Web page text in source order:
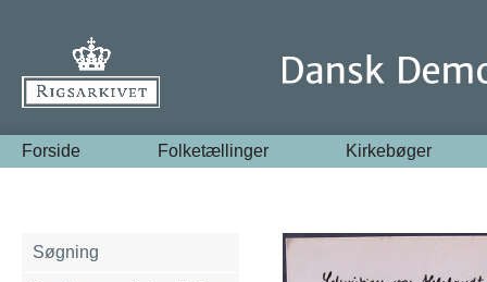
Forside Folketællinger Kirkebøger
Søgning